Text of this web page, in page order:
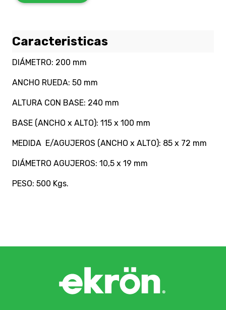
Caracteristicas
DIÁMETRO: 200 mm
ANCHO RUEDA: 50 mm
ALTURA CON BASE: 240 mm
BASE (ANCHO x ALTO): 115 x 100 mm
MEDIDA E/AGUJEROS (ANCHO x ALTO): 85 x 72 mm
DIÁMETRO AGUJEROS: 10,5 x 19 mm
PESO: 500 Kgs.